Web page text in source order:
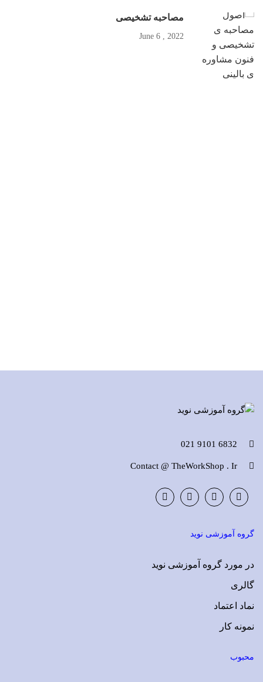
مصاحبه تشخیصی
2022 , June 6
6832 9101 021
Contact @ TheWorkShop . Ir
Plus
گروه آموزشی نوید
در مورد گروه آموزشی نوید
گالری
نماد اعتماد
نمونه کار
محبوب